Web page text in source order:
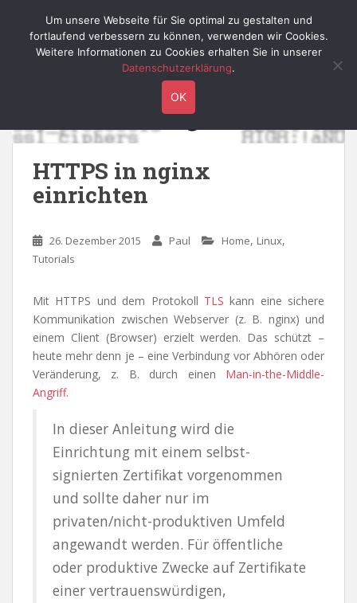
Willy's Technik-Blog
HTTPS in nginx
einrichten
26. Dezember 2015 Paul Home, Linux,
Tutorials
Mit HTTPS und dem Protokoll TLS kann eine sichere
Kommunikation zwischen Webserver (z. B. nginx) und
einem Client (Browser) erzielt werden. Das schützt –
heute mehr denn je – eine Verbindung vor Abhören oder
Veränderung, z. B. durch einen Man-in-the-Middle-
Angriff.
In dieser Anleitung wird die
Einrichtung mit einem selbst-
signierten Zertifikat vorgenommen
und sollte daher nur im
privaten/nicht-produktiven Umfeld
angewandt werden. Für öffentliche
oder produktive Zwecke auf Zertifikate
einer vertrauenswürdigen,
Um unsere Webseite für Sie optimal zu gestalten und
fortlaufend verbessern zu können, verwenden wir Cookies.
Weitere Informationen zu Cookies erhalten Sie in unserer
Datenschutzerklärung.
OK